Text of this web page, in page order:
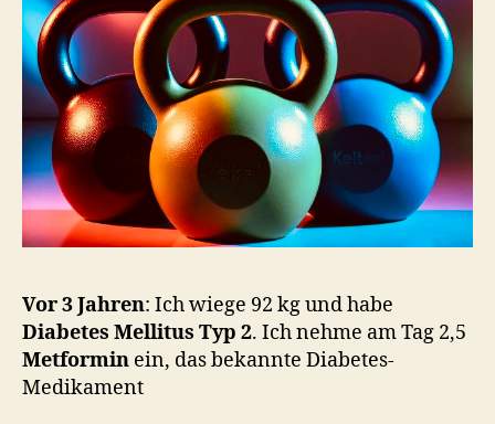
Vor 3 Jahren: Ich wiege 92 kg und habe
Diabetes Mellitus Typ 2. Ich nehme am Tag 2,5
Metformin ein, das bekannte Diabetes-
Medikament